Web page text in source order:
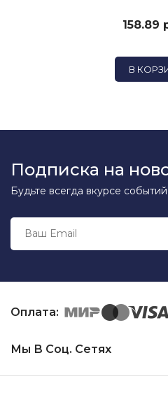
158.89
В
Подписка на
Будьте всегда вкурсе событий!
Оплата:
Мы В Соц. Сетях